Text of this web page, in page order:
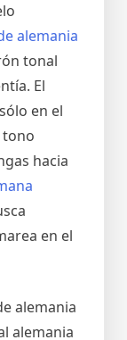
alemania
tonal
El
en el
hacia
en el